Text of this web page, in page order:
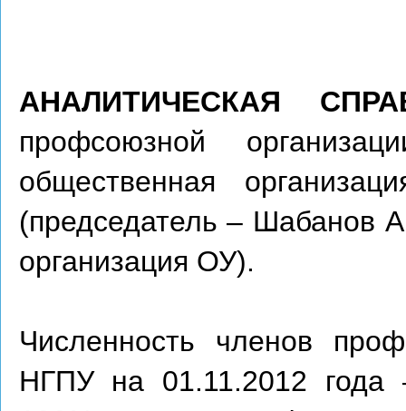
АНАЛИТИЧЕСКАЯ
профсоюзной
общественная
(председатель – Шабанов
организация ОУ).
Численность членов
НГПУ на 01.11.2012 года